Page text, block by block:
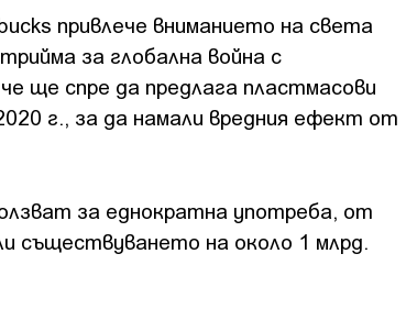
привлече вниманието на света
за глобална война с
ще спре да предлага пластмасови
г., за да намали вредния ефект от
за еднократна употреба, от
съществуването на около 1 млрд.